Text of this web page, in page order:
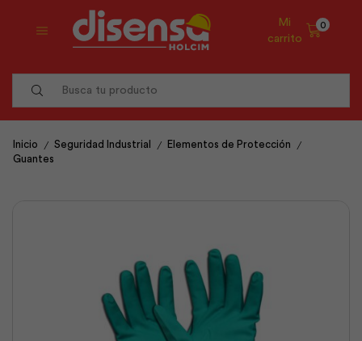
Mi
carrito
0
Inicio / Seguridad Industrial / Elementos de Protección /
Guantes